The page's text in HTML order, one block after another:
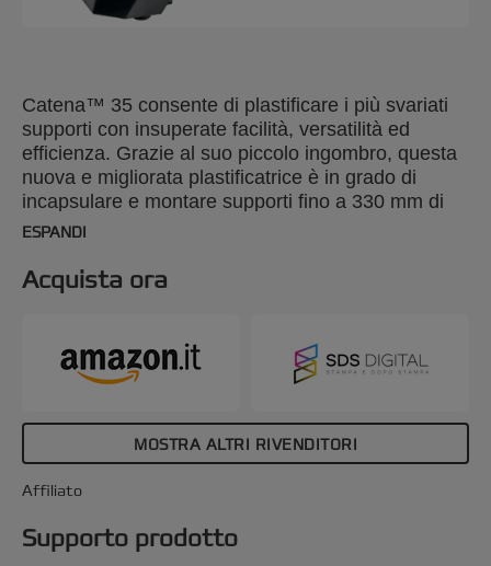
Catena™ 35 consente di plastificare i più svariati
supporti con insuperate facilità, versatilità ed
efficienza. Grazie al suo piccolo ingombro, questa
nuova e migliorata plastificatrice è in grado di
incapsulare e montare supporti fino a 330 mm di
larghezza senza occupare eccessivo spazio negli
Inoltre, la maggiore distanza tra i rulli di 6 mm per
le applicazioni di montaggio assicura che il
in schiuma venga eseguito velocemente e senza
causare frustrazione. Le nuove funzioni di facile
di alimentazione girevole, velocità automatica e
pulsanti predefiniti programmabili, rendono l’utilizzo
della plastificatrice Catena 35 ancora più semplice
rispetto al passato, persino per gli utenti che la
ESPANDI
Acquista ora
MOSTRA ALTRI RIVENDITORI
Affiliato
Supporto prodotto